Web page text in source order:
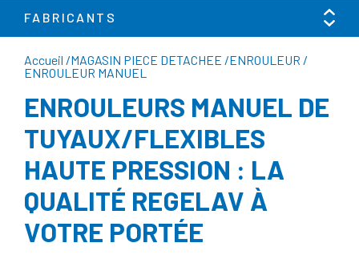
Accueil /MAGASIN PIECE DETACHEE /ENROULEUR /
ENROULEUR MANUEL
FABRICANTS
ENROULEURS MANUEL DE
TUYAUX/FLEXIBLES
HAUTE PRESSION : LA
QUALITÉ REGELAV À
VOTRE PORTÉE